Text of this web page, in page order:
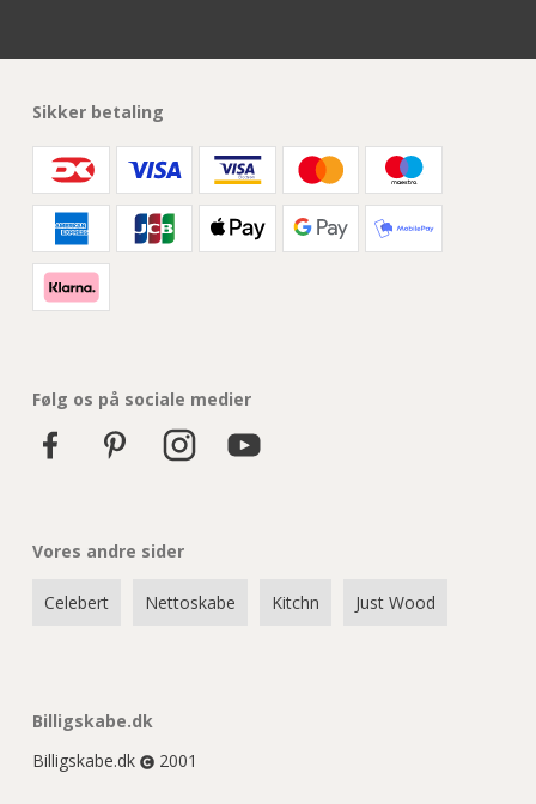
Sikker betaling
Følg os på sociale medier
Vores andre sider
Celebert Nettoskabe Kitchn Just Wood
Billigskabe.dk
Billigskabe.dk
2001